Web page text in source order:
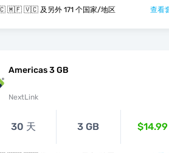
🇱🇨 🇲🇫 🇻🇨 及另外 171 个国家/地区 查看
Americas 3 GB
NextLink
30 天 3 GB $14.99